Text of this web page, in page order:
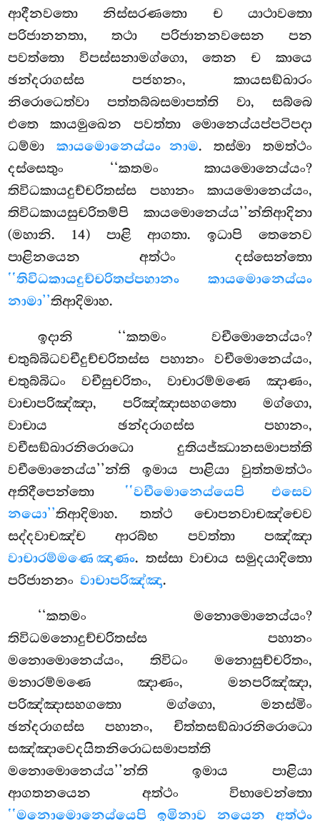
ආදීනවතො නිස්සරණතො ච යාථාවතො
පරිජානනතා, තථා පරිජානනවසෙන පන
පවත්තො විපස්සනාමග්ගො, තෙන ච කායෙ
ඡන්දරාගස්ස පජහනං, කායසඞ්ඛාරං
නිරොධෙත්වා පත්තබ්බසමාපත්ති වා, සබ්බෙ
එතෙ කායමුඛෙන පවත්තා මොනෙය්යප්පටිපදා
ධම්මා කායමොනෙය්යං නාම. තස්මා තමත්ථං
දස්සෙතුං ‘‘කතමං කායමොනෙය්යං?
තිවිධකායදුච්චරිතස්ස පහානං කායමොනෙය්යං,
තිවිධකායසුචරිතම්පි කායමොනෙය්ය’’න්තිආදිනා
(මහානි. 14) පාළි ආගතා. ඉධාපි තෙනෙව
පාළිනයෙන අත්ථං දස්සෙන්තො
‘‘තිවිධකායදුච්චරිතප්පහානං කායමොනෙය්යං
නාමා’’තිආදිමාහ.
ඉදානි ‘‘කතමං වචීමොනෙය්යං?
චතුබ්බිධවචීදුච්චරිතස්ස පහානං වචීමොනෙය්යං,
චතුබ්බිධං වචීසුචරිතං, වාචාරම්මණෙ ඤාණං,
වාචාපරිඤ්ඤා, පරිඤ්ඤාසහගතො මග්ගො,
වාචාය ඡන්දරාගස්ස පහානං,
වචීසඞ්ඛාරනිරොධො දුතියජ්ඣානසමාපත්ති
වචීමොනෙය්ය’’න්ති ඉමාය පාළියා වුත්තමත්ථං
අතිදීපෙන්තො ‘‘වචීමොනෙය්යෙපි එසෙව
නයො’’තිආදිමාහ. තත්ථ චොපනවාචඤ්චෙව
සද්දවාචඤ්ච ආරබ්භ පවත්තා පඤ්ඤා
වාචාරම්මණෙ ඤාණං. තස්සා වාචාය සමුදයාදිතො
පරිජානනංවාචාපරිඤ්ඤා.
‘‘කතමං මනොමොනෙය්යං?
තිවිධමනොදුච්චරිතස්ස පහානං
මනොමොනෙය්යං, තිවිධං මනොසුච්චරිතං,
මනාරම්මණෙ ඤාණං, මනපරිඤ්ඤා,
පරිඤ්ඤාසහගතො මග්ගො, මනස්මිං
ඡන්දරාගස්ස පහානං, චිත්තසඞ්ඛාරනිරොධො
සඤ්ඤාවෙදයිතනිරොධසමාපත්ති
මනොමොනෙය්ය’’න්ති ඉමාය පාළියා
ආගතනයෙන අත්ථං විභාවෙන්තො
‘‘මනොමොනෙය්යෙපි ඉමිනාව නයෙන අත්ථං